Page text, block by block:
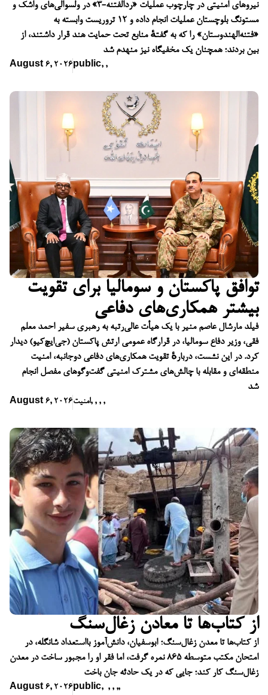
نیروهای امنیتی در چارچوب عملیات «ردالفتنه-۳» در ولسوالی‌های واشک و
مستونگ بلوچستان عملیات انجام داده و ۱۲ تروریست وابسته به
«فتنه‌الهندوستان» را که به گفتهٔ منابع تحت حمایت هند قرار داشتند، از
بین بردند؛ همچنان یک مخفیگاه نیز منهدم شد
August 6, 2026 public, ,
توافق پاکستان و سومالیا برای تقویت
بیشتر همکاری‌های دفاعی
فیلد مارشال عاصم منیر با یک هیأت عالی‌رتبه به رهبری سفیر احمد معلم
فقی، وزیر دفاع سومالیا، در قرارگاه عمومی ارتش پاکستان (جی‌ایچ‌کیو) دیدار
کرد. در این نشست، دربارهٔ تقویت همکاری‌های دفاعی دوجانبه، امنیت
منطقه‌ای و مقابله با چالش‌های مشترک امنیتی گفت‌وگوهای مفصل انجام
شد
August 6, 2026امنیت, , , ,
از کتاب‌ها تا معادن زغال‌سنگ
از کتاب‌ها تا معدن زغال‌سنگ؛ ابوسفیان، دانش‌آموز بااستعداد شانگله، در
امتحان مکتب متوسطه ۸۶۵ نمره گرفت، اما فقر او را مجبور ساخت در معدن
زغال‌سنگ کار کند؛ جایی که در یک حادثه جان باخت
August 6, 2026 public, ,,,,